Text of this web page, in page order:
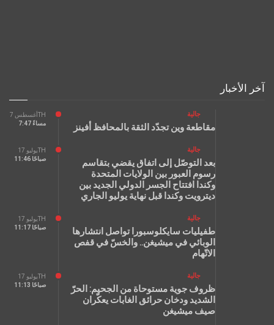
آخر الأخبار
أغسطس 7TH
7:47 مساءً
جالية
مقاطعة وين تجدّد الثقة بالمحافظ أفينز
يوليو 17TH
11:46 صباحًا
جالية
بعد التوصّل إلى اتفاق يقضي بتقاسم
رسوم العبور بين الولايات المتحدة
وكندا افتتاح الجسر الدولي الجديد بين
ديترويت وكندا قبل نهاية يوليو الجاري
يوليو 17TH
11:17 صباحًا
جالية
طفيليات سايكلوسبورا تواصل انتشارها
الوبائي في ميشيغن.. والخسّ في قفص
الاتّهام
يوليو 17TH
11:13 صباحًا
جالية
ظروف جوية مستوحاة من الجحيم: الحرّ
الشديد ودخان حرائق الغابات يعكّران
صيف ميشيغن